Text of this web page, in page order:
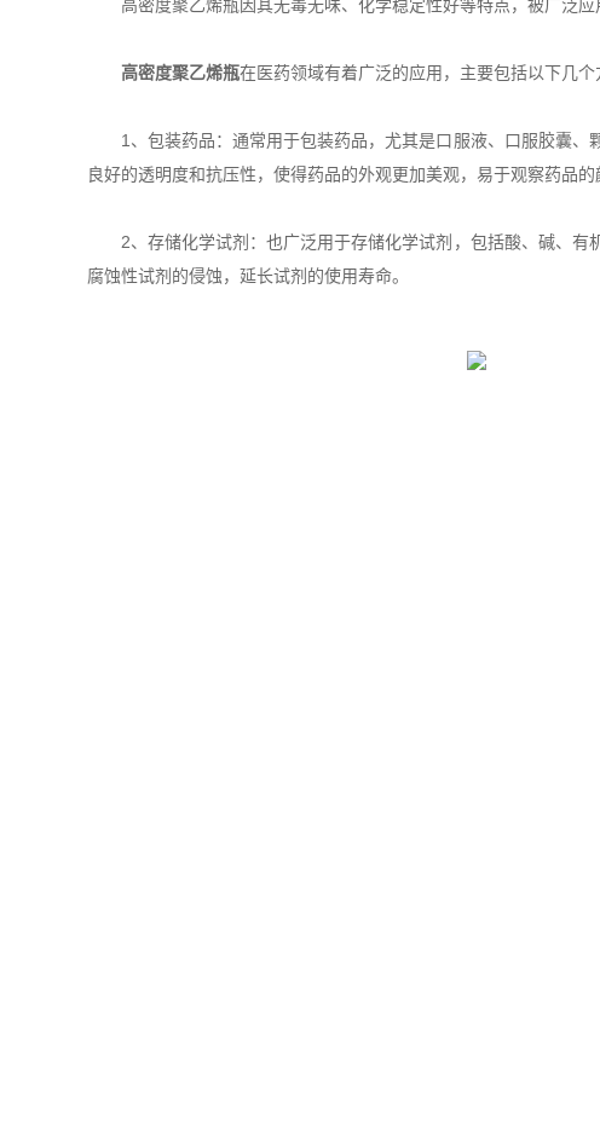
高密度聚乙烯瓶因其无毒无味、化学稳定性好等特点，被广泛应
高密度聚乙烯瓶在医药领域有着广泛的应用，主要包括以下几个
1、包装药品：通常用于包装药品，尤其是口服液、口服胶囊、
良好的透明度和抗压性，使得药品的外观更加美观，易于观察药品的
2、存储化学试剂：也广泛用于存储化学试剂，包括酸、碱、有
腐蚀性试剂的侵蚀，延长试剂的使用寿命。